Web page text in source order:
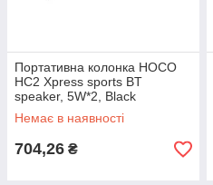
Портативна колонка HOCO
HC2 Xpress sports BT
speaker, 5W*2, Black
Немає в наявності
704,26 ₴